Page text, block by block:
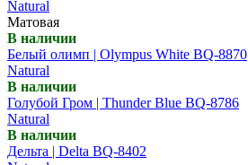
Natural
Матовая
В наличии
Белый олимп | Olympus White BQ-8870
Natural
В наличии
Голубой Гром | Thunder Blue BQ-8786
Natural
В наличии
Дельта | Delta BQ-8402